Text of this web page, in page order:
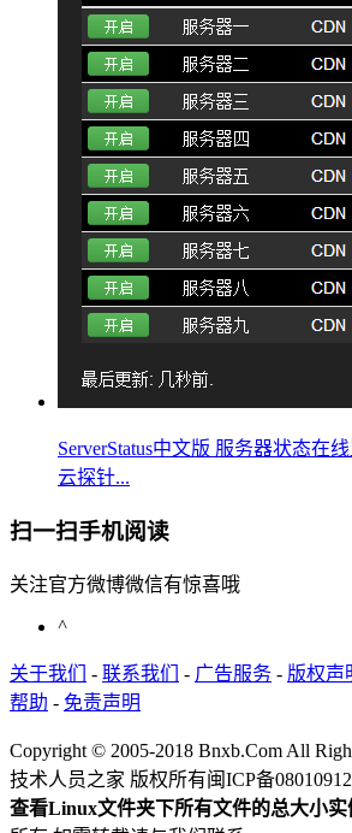
ServerStatus中文版 服务器状态在
云探针...
扫一扫手机阅读
关注官方微博微信有惊喜哦
^
关于我们 - 联系我们 - 广告服务 - 版权声
帮助 - 免责声明
Copyright © 2005-2018 Bnxb.Com All
技术人员之家 版权所有闽ICP备
查看Linux文件夹下所有文件的总大小实